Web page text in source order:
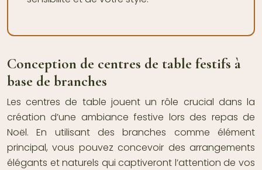
Conception de centres de table festifs à
base de branches
Les centres de table jouent un rôle crucial dans la
création d’une ambiance festive lors des repas de
Noël. En utilisant des branches comme élément
principal, vous pouvez concevoir des arrangements
élégants et naturels qui captiveront l’attention de vos